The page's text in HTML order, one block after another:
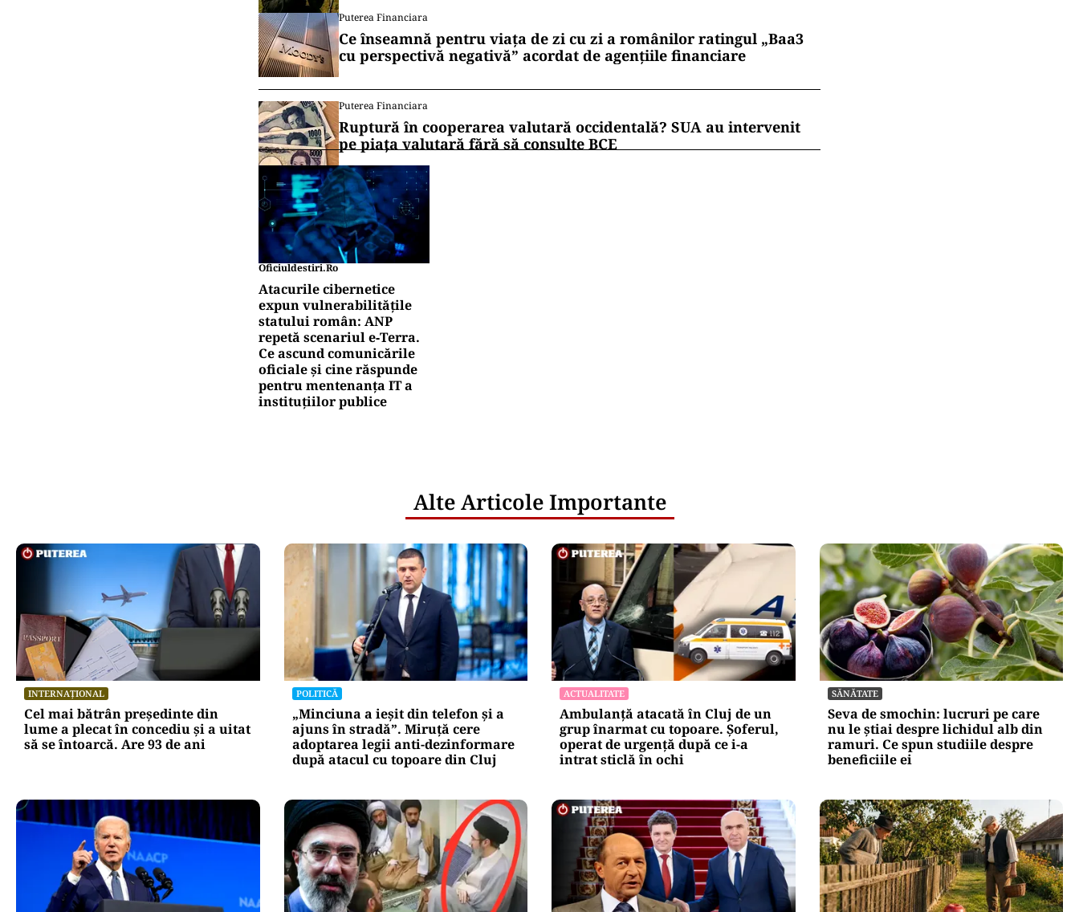
Puterea Financiara
Ce înseamnă pentru viața de zi cu zi a românilor ratingul „Baa3
cu perspectivă negativă” acordat de agențiile financiare
Puterea Financiara
Ruptură în cooperarea valutară occidentală? SUA au intervenit
pe piața valutară fără să consulte BCE
Oficiuldestiri.ro
Atacurile cibernetice
expun vulnerabilitățile
statului român: ANP
repetă scenariul e‑Terra.
Ce ascund comunicările
oficiale și cine răspunde
pentru mentenanța IT a
instituțiilor publice
Alte Articole Importante
INTERNAȚIONAL
Cel mai bătrân președinte din
lume a plecat în concediu și a uitat
să se întoarcă. Are 93 de ani
POLITICĂ
„Minciuna a ieșit din telefon și a
ajuns în stradă”. Miruță cere
adoptarea legii anti-dezinformare
după atacul cu topoare din Cluj
ACTUALITATE
Ambulanță atacată în Cluj de un
grup înarmat cu topoare. Șoferul,
operat de urgență după ce i-a
intrat sticlă în ochi
SĂNĂTATE
Seva de smochin: lucruri pe care
nu le știai despre lichidul alb din
ramuri. Ce spun studiile despre
beneficiile ei